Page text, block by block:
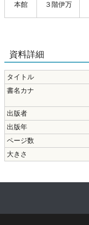
本館 ３階伊万
資料詳細
タイトル
書名カナ
出版者
出版年
ページ数
大きさ